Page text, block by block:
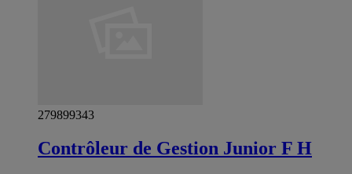
279899343
Contrôleur de Gestion Junior F H